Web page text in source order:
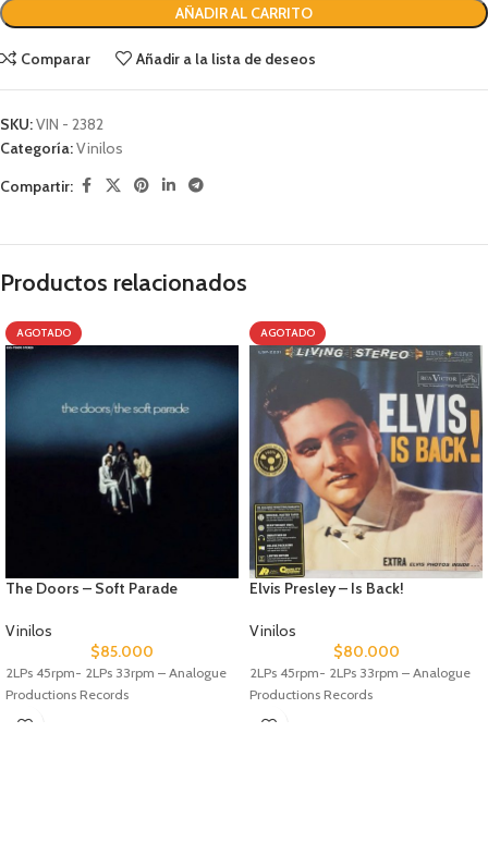
AÑADIR AL CARRITO
Comparar Añadir a la lista de deseos
SKU:VIN - 2382
Categoría:Vinilos
Compartir:
Productos relacionados
AGOTADO
The Doors – Soft Parade
Vinilos
$85.000
2LPs 45rpm- 2LPs 33rpm – Analogue
Productions Records
AGOTADO
Elvis Presley – Is Back!
Vinilos
$80.000
2LPs 45rpm- 2LPs 33rpm – Analogue
Productions Records